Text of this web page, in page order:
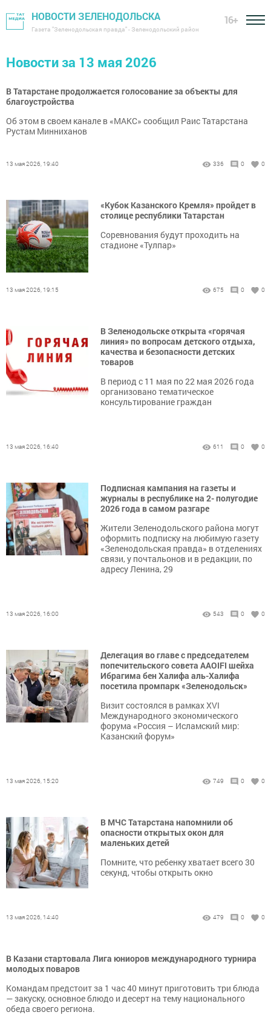
НОВОСТИ ЗЕЛЕНОДОЛЬСКА
Газета "Зеленодольская правда" - Зеленодольский район
16+
Новости за 13 мая 2026
В Татарстане продолжается голосование за объекты для
благоустройства
Об этом в своем канале в «МАКС» сообщил Раис Татарстана
Рустам Минниханов
13 мая 2026, 19:40 336 0 0
«Кубок Казанского Кремля» пройдет в
столице республики Татарстан
Соревнования будут проходить на
стадионе «Тулпар»
13 мая 2026, 19:15 675 0 0
В Зеленодольске открыта «горячая
линия» по вопросам детского отдыха,
качества и безопасности детских
товаров
В период с 11 мая по 22 мая 2026 года
организовано тематическое
консультирование граждан
13 мая 2026, 16:40 611 0 0
Подписная кампания на газеты и
журналы в республике на 2- полугодие
2026 года в самом разгаре
Жители Зеленодольского района могут
оформить подписку на любимую газету
«Зеленодольская правда» в отделениях
связи, у почтальонов и в редакции, по
адресу Ленина, 29
13 мая 2026, 16:00 543 0 0
Делегация во главе с председателем
попечительского совета AAOIFI шейха
Ибрагима бен Халифа аль-Халифа
посетила промпарк «Зеленодольск»
Визит состоялся в рамках XVI
Международного экономического
форума «Россия – Исламский мир:
Казанский форум»
13 мая 2026, 15:20 749 0 0
В МЧС Татарстана напомнили об
опасности открытых окон для
маленьких детей
Помните, что ребенку хватает всего 30
секунд, чтобы открыть окно
13 мая 2026, 14:40 479 0 0
В Казани стартовала Лига юниоров международного турнира
молодых поваров
Командам предстоит за 1 час 40 минут приготовить три блюда
— закуску, основное блюдо и десерт на тему национального
обеда своего региона.